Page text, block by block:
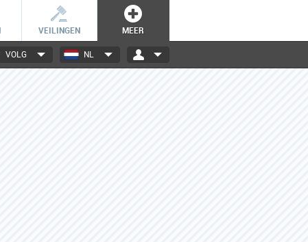
VEILINGEN MEER
NL
VOLG